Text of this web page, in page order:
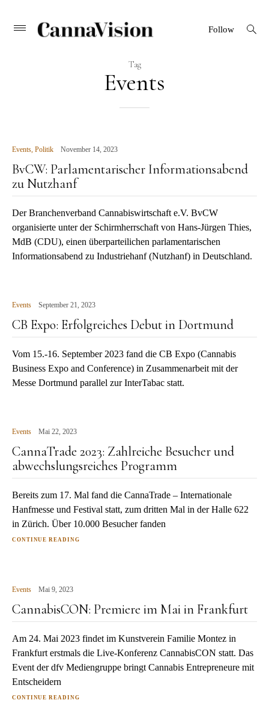
Skip Primary
Menu
CANNAVISION
Follow
open
search
Tag
Events
Events, Politik November 14, 2023
BvCW: Parlamentarischer Informationsabend
zu Nutzhanf
Der Branchenverband Cannabiswirtschaft e.V. BvCW
organisierte unter der Schirmherrschaft von Hans-Jürgen Thies,
MdB (CDU), einen überparteilichen parlamentarischen
Informationsabend zu Industriehanf (Nutzhanf) in Deutschland.
Events September 21, 2023
CB Expo: Erfolgreiches Debut in Dortmund
Vom 15.-16. September 2023 fand die CB Expo (Cannabis
Business Expo and Conference) in Zusammenarbeit mit der
Messe Dortmund parallel zur InterTabac statt.
Events Mai 22, 2023
CannaTrade 2023: Zahlreiche Besucher und
abwechslungsreiches Programm
Bereits zum 17. Mal fand die CannaTrade – Internationale
Hanfmesse und Festival statt, zum dritten Mal in der Halle 622
in Zürich. Über 10.000 Besucher fanden
CONTINUE READING
Events Mai 9, 2023
CannabisCON: Premiere im Mai in Frankfurt
Am 24. Mai 2023 findet im Kunstverein Familie Montez in
Frankfurt erstmals die Live-Konferenz CannabisCON statt. Das
Event der dfv Mediengruppe bringt Cannabis Entrepreneure mit
Entscheidern
CONTINUE READING